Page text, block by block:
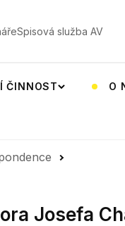
Spisová služba AV
ČINNOST O
Josefa